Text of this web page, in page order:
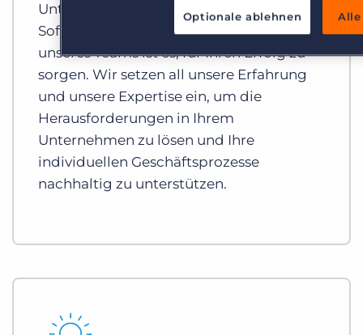
Unternehmen, nicht einfach nur als
Softwareanbieter. Die primäre Aufgabe
unseres Teams ist es, für Ihren Erfolg zu
sorgen. Wir setzen all unsere Erfahrung
und unsere Expertise ein, um die
Herausforderungen in Ihrem
Unternehmen zu lösen und Ihre
individuellen Geschäftsprozesse
nachhaltig zu unterstützen.
Optionale ablehnen Alle